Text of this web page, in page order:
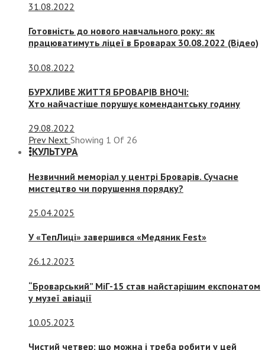
31.08.2022
Готовність до нового навчального року: як
працюватимуть ліцеї в Броварах 30.08.2022 (Відео)
30.08.2022
БУРХЛИВЕ ЖИТТЯ БРОВАРІВ ВНОЧІ:
Хто найчастіше порушує комендантську годину
29.08.2022
Prev Next Showing 1 Of 26
КУЛЬТУРА
Незвичний меморіал у центрі Броварів. Сучасне
мистецтво чи порушення порядку?
25.04.2025
У «ТепЛиці» завершився «Медяник Fest»
26.12.2023
“Броварський” МіГ-15 став найстарішим експонатом
у музеї авіації
10.05.2023
Чистий четвер: що можна і треба робити у цей